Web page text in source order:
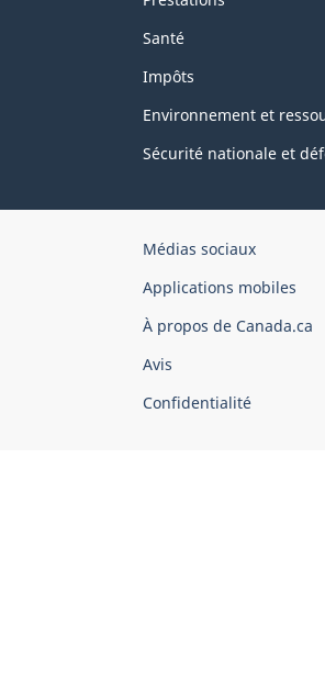
Santé
Impôts
Environnement et
Sécurité nationale et
Organisation
gouvernement
du
Canada
Médias sociaux
Applications mobiles
À propos de Canada.ca
Avis
Confidentialité